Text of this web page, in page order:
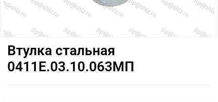
Втулка стальная
0411Е.03.10.063МП